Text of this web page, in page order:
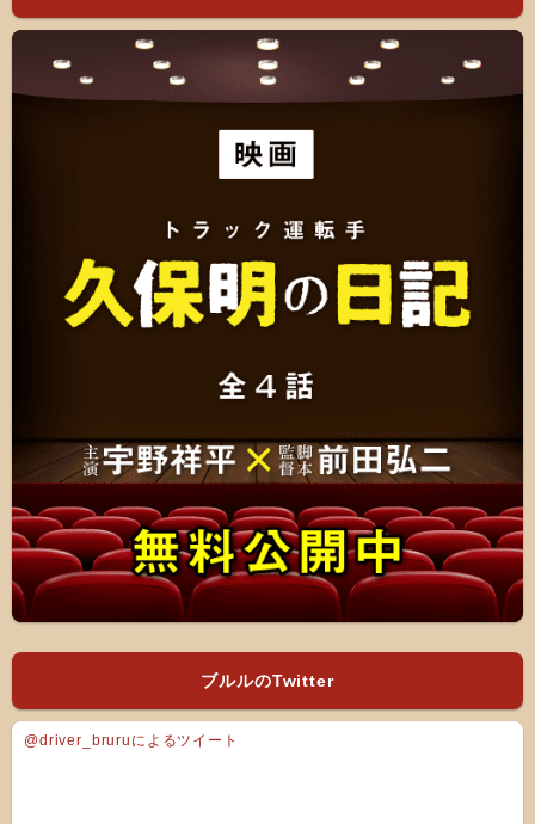
ブルルのTwitter
@driver_bruruによるツイート